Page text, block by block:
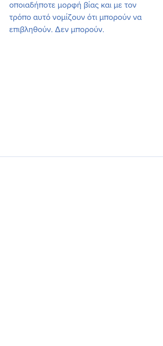
οποιαδήποτε μορφή βίας και με τον
τρόπο αυτό νομίζουν ότι μπορούν να
επιβληθούν. Δεν μπορούν.